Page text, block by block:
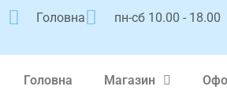
Перейти
Головна пн-сб 10.00 - 18.00
Головна Магазин